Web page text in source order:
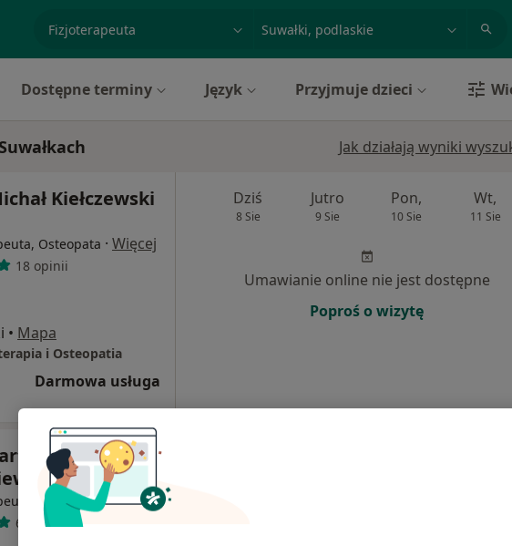
Dostępne terminy Język Przyjmuje dzieci
Jak działają wyniki
Kiełczewski
Osteopata · Więcej
18 opinii
• Mapa
i Osteopatia
Darmowa usługa
Dziś
8 Sie
Jutro
9 Sie
Pon,
10 Sie
Wt,
11 Sie
Umawianie online nie jest dostępne
Poproś o wizytę
Więcej
6 opinii